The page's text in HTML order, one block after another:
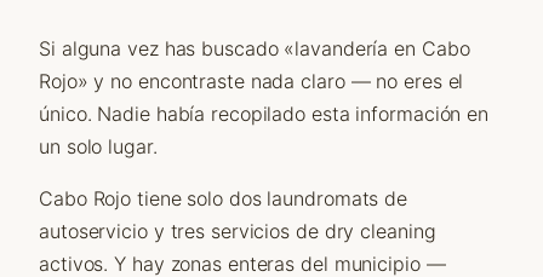
Si alguna vez has buscado «lavandería en Cabo
Rojo» y no encontraste nada claro — no eres el
único. Nadie había recopilado esta información en
un solo lugar.
Cabo Rojo tiene solo dos laundromats de
autoservicio y tres servicios de dry cleaning
activos. Y hay zonas enteras del municipio —